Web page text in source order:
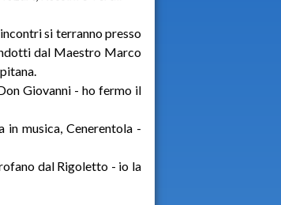
si terranno presso
dal Maestro Marco
Giovanni - ho fermo il
in musica, Cenerentola -
dal Rigoletto - io la